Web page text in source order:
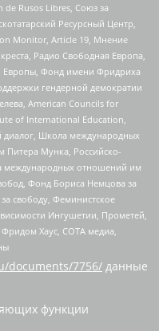
de Rusos Libres, Союз за
Ресурсный Центр,
Monitor, Article 19, Мнение
Радио Свободная Европа,
Европы, Фонд имени Фридриха
гендерной демократии
American Councils for
of International Education,
Школа международных
Питера Мунка, Российско-
международных отношений им
Фонд Бориса Немцова за
свободу, Феминистское
Ингушетии, Прометей,
Хаус, СОТА медиа,
documents/7756/ данные
функции